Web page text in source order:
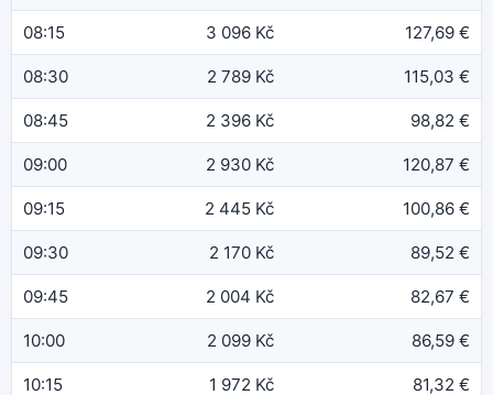
08:15 3 096 Kč 127,69 €
08:30 2 789 Kč 115,03 €
08:45 2 396 Kč 98,82 €
09:00 2 930 Kč 120,87 €
09:15 2 445 Kč 100,86 €
09:30 2 170 Kč 89,52 €
09:45 2 004 Kč 82,67 €
10:00 2 099 Kč 86,59 €
10:15 1 972 Kč 81,32 €